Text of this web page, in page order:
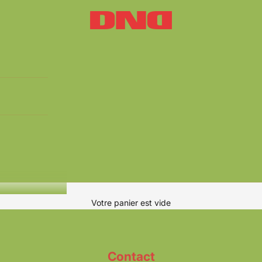
Yvnnis - DND
Votre panier est vide
Contact